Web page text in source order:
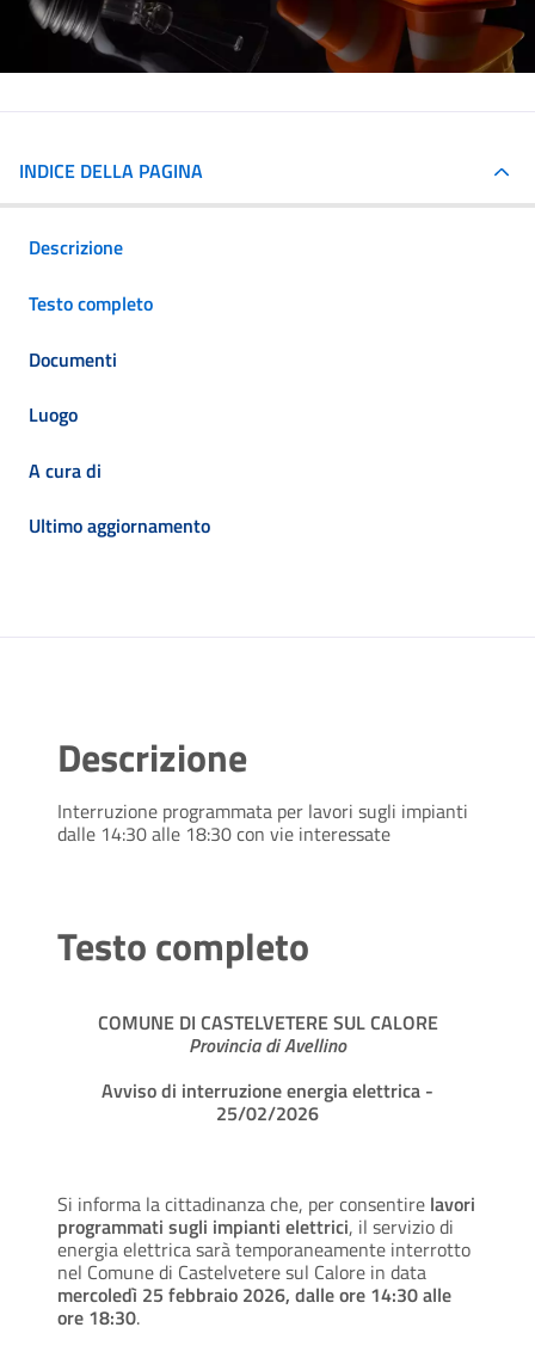
INDICE DELLA PAGINA
Descrizione
Testo completo
Documenti
Luogo
A cura di
Ultimo aggiornamento
Descrizione
Interruzione programmata per lavori sugli impianti
dalle 14:30 alle 18:30 con vie interessate
Testo completo
COMUNE DI CASTELVETERE SUL CALORE
Provincia di Avellino
Avviso di interruzione energia elettrica -
25/02/2026
Si informa la cittadinanza che, per consentire lavori
programmati sugli impianti elettrici, il servizio di
energia elettrica sarà temporaneamente interrotto
nel Comune di Castelvetere sul Calore in data
mercoledì 25 febbraio 2026, dalle ore 14:30 alle
ore 18:30.